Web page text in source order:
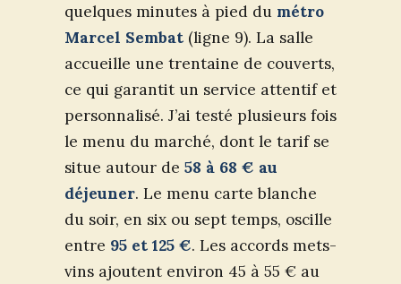
quelques minutes à pied du métro
Marcel Sembat (ligne 9). La salle
accueille une trentaine de couverts,
ce qui garantit un service attentif et
personnalisé. J’ai testé plusieurs fois
le menu du marché, dont le tarif se
situe autour de 58 à 68 € au
déjeuner. Le menu carte blanche
du soir, en six ou sept temps, oscille
entre 95 et 125 €. Les accords mets-
vins ajoutent environ 45 à 55 € au